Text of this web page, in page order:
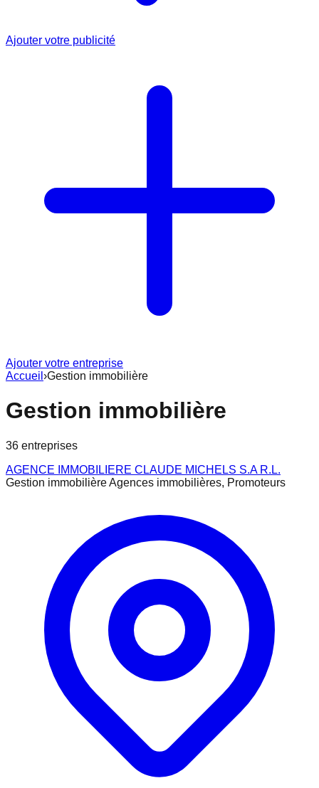
Ajouter votre publicité
Ajouter votre entreprise
Accueil ›Gestion immobilière
Gestion immobilière
36 entreprises
AGENCE IMMOBILIERE CLAUDE MICHELS S.A R.L.
Gestion immobilière Agences immobilières, Promoteurs